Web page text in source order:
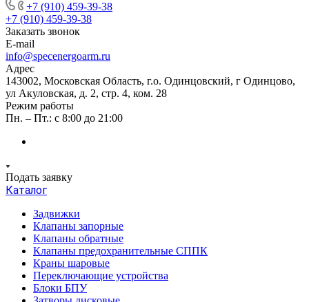
+7 (910) 459-39-38
+7 (910) 459-39-38
Заказать звонок
E-mail
info@specenergoarm.ru
Адрес
143002, Московская Область, г.о. Одинцовский, г Одинцово,
ул Акуловская, д. 2, стр. 4, ком. 28
Режим работы
Пн. – Пт.: с 8:00 до 21:00
Подать заявку
Каталог
Задвижки
Клапаны запорные
Клапаны обратные
Клапаны предохранительные СППК
Краны шаровые
Переключающие устройства
Блоки БПУ